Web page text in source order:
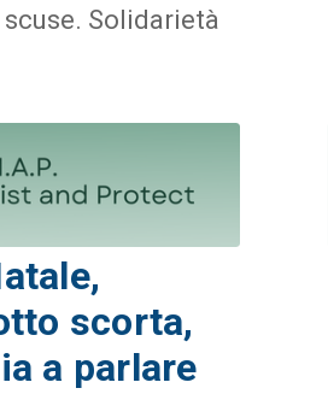
Solidarietà
scorta,
a parlare